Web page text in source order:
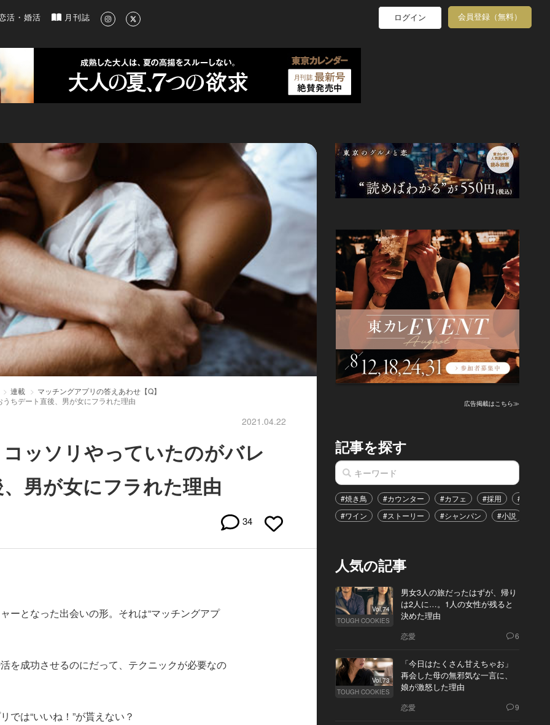
ルメ、洗練されたライフスタイル情報
活・婚活 月刊誌 ログイン 会員登録（無料）
連載
マッチングアプリの答えあわせ【Q】
ちデート直後、男が女にフラれた理由
2021.04.22
ッソリやっていたのがバレ
男が女にフラれた理由
34
ーとなった出会いの形。それは“マッチングアプ
を成功させるのにだって、テクニックが必要なの
は“いいね！”が貰えない？
広告掲載はこちら≫
記事を探す
#焼き鳥 #カウンター #カフェ #採用
#恋愛
#ワイン
#ストーリー #シャンパン #小説
人気の記事
Vol.74
TOUGH COOKIES
男女3人の旅だったはずが、帰り
は2人に…。1人の女性が残ると
決めた理由
恋愛 6
Vol.73
TOUGH COOKIES
「今日はたくさん甘えちゃお」
再会した母の無邪気な一言に、
娘が激怒した理由
恋愛 9